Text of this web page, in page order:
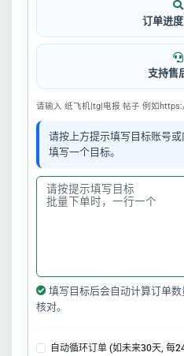
订单进
支持售
请输入 纸飞机|tg|电报 帖子 例如
请按上方提示填写目标账号
填写一个目标。
填写目标后会自动计算订单
核对。
自动循环订单 (如未来30天, 每